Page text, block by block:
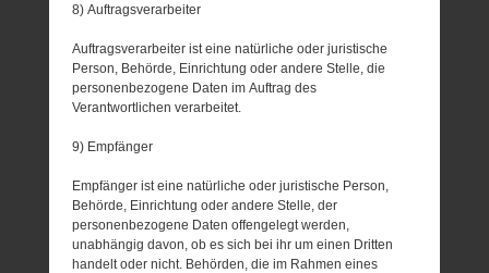
8) Auftragsverarbeiter
Auftragsverarbeiter ist eine natürliche oder juristische
Person, Behörde, Einrichtung oder andere Stelle, die
personenbezogene Daten im Auftrag des
Verantwortlichen verarbeitet.
9) Empfänger
Empfänger ist eine natürliche oder juristische Person,
Behörde, Einrichtung oder andere Stelle, der
personenbezogene Daten offengelegt werden,
unabhängig davon, ob es sich bei ihr um einen Dritten
handelt oder nicht. Behörden, die im Rahmen eines